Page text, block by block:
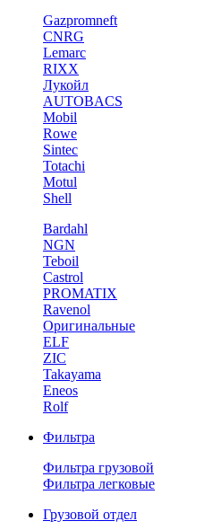
Gazpromneft
CNRG
Lemarc
RIXX
Лукойл
AUTOBACS
Mobil
Rowe
Sintec
Totachi
Motul
Shell
Bardahl
NGN
Teboil
Castrol
PROMATIX
Ravenol
Оригинальные
ELF
ZIC
Takayama
Eneos
Rolf
Фильтра
Фильтра грузовой
Фильтра легковые
Грузовой отдел